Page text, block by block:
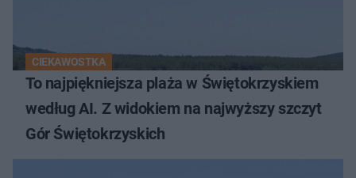
CIEKAWOSTKA
To najpiękniejsza plaża w Świętokrzyskiem
według AI. Z widokiem na najwyższy szczyt
Gór Świętokrzyskich